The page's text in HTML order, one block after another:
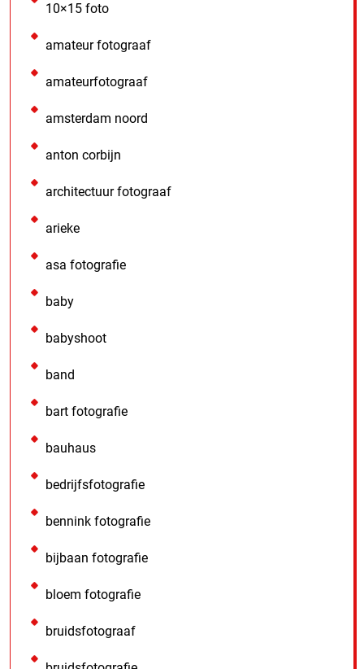
10×15 foto
amateur fotograaf
amateurfotograaf
amsterdam noord
anton corbijn
architectuur fotograaf
arieke
asa fotografie
baby
babyshoot
band
bart fotografie
bauhaus
bedrijfsfotografie
bennink fotografie
bijbaan fotografie
bloem fotografie
bruidsfotograaf